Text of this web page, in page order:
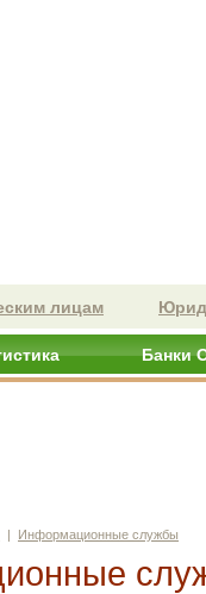
лицам
Банки
| Информационные службы